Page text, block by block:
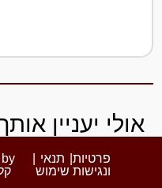
אולי יעניין
פרטיות
ונגישות
תנאי
שימוש